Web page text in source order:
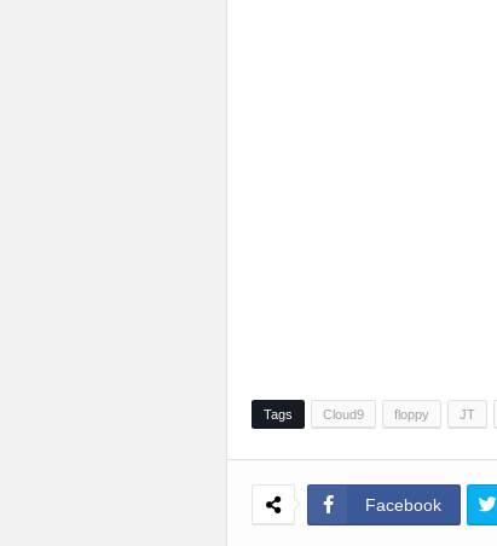
Tags Cloud9 floppy JT
Facebook